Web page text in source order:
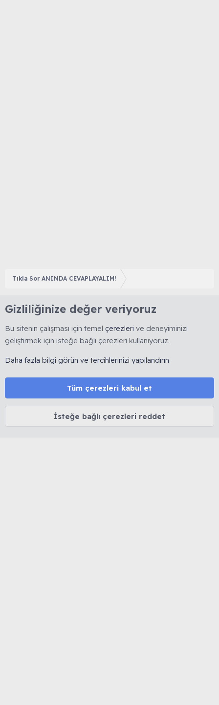
Tıkla Sor ANINDA CEVAPLAYALIM!
🇹🇷 Muhabbetkuslari.org, 2008 yılında kurulmuş, kuş
hobisine yönelik bilimsel ve deneyime dayalı bilgi
paylaşımını esas alan köklü bir forumdur. 🚫 Reklam, ürün
satışı ve link bırakmak yasaktır. 🔒 Kişisel veriler korunur.
⚖️ Tüm içerikler 5846 sayılı Fikir ve Sanat Eserleri Kanunu
kapsamında olup izinsiz kopyalanamaz.
Gizliliğinize değer veriyoruz
Bu sitenin çalışması için temel çerezleri ve deneyiminizi
geliştirmek için isteğe bağlı çerezleri kullanıyoruz.
Daha fazla bilgi görün ve tercihlerinizi yapılandırın
Tüm çerezleri kabul et
İsteğe bağlı çerezleri reddet